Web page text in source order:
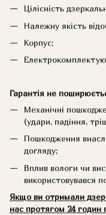
Цілісність
Належну якість
Корпус;
Гарантія не
Механічні
(удари, падіння,
Пошкодження
догляду;
Вплив вологи чи
використовувався
Якщо ви отримали
нас протягом 24